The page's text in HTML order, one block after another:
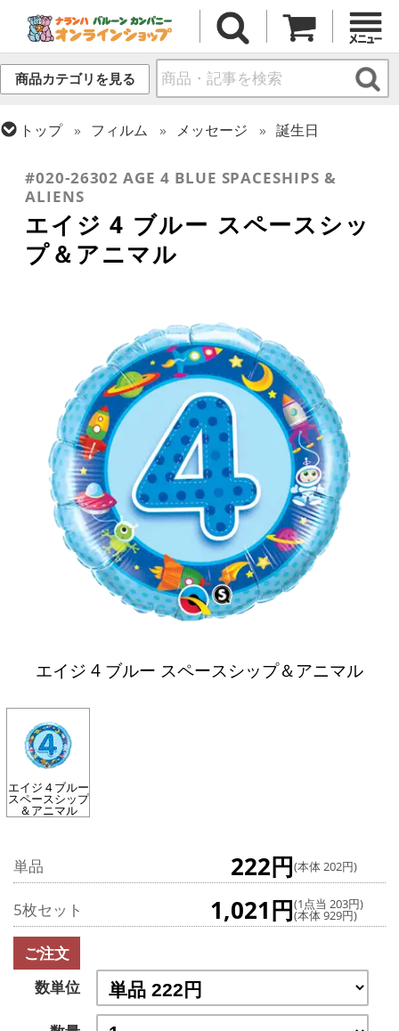
商品カテゴリを見る
トップ フィルム メッセージ
誕生日
#020-26302 AGE 4 BLUE SPACESHIPS &
ALIENS
エイジ 4 ブルー スペースシッ
プ＆アニマル
エイジ 4 ブルー スペースシップ＆アニマル
エイジ 4 ブルー
スペースシップ
＆アニマル
単品 222円(本体 202円)
5枚セット 1,021円(1点当 203円)
(本体 929円)
ご注文
数単位